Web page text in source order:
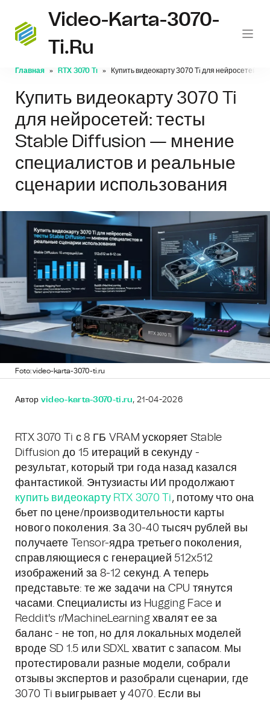
Video-Karta-3070-
Ti.ru
Главная RTX 3070 Ti Купить видеокарту 3070 Ti для нейросетей:
Купить видеокарту 3070 Ti
для нейросетей: тесты
Stable Diffusion — мнение
специалистов и реальные
сценарии использования
Foto: video-karta-3070-ti.ru
Автор video-karta-3070-ti.ru, 21-04-2026
RTX 3070 Ti с 8 ГБ VRAM ускоряет Stable
Diffusion до 15 итераций в секунду -
результат, который три года назад казался
фантастикой. Энтузиасты ИИ продолжают
купить видеокарту RTX 3070 Ti, потому что она
бьет по цене/производительности карты
нового поколения. За 30-40 тысяч рублей вы
получаете Tensor-ядра третьего поколения,
справляющиеся с генерацией 512x512
изображений за 8-12 секунд. А теперь
представьте: те же задачи на CPU тянутся
часами. Специалисты из Hugging Face и
Reddit's r/MachineLearning хвалят ее за
баланс - не топ, но для локальных моделей
вроде SD 1.5 или SDXL хватит с запасом. Мы
протестировали разные модели, собрали
отзывы экспертов и разобрали сценарии, где
3070 Ti выигрывает у 4070. Если вы